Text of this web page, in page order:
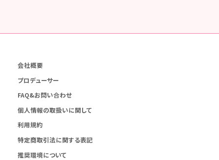
会社概要
プロデューサー
FAQ&お問い合わせ
個人情報の取扱いに関して
利用規約
特定商取引法に関する表記
推奨環境について